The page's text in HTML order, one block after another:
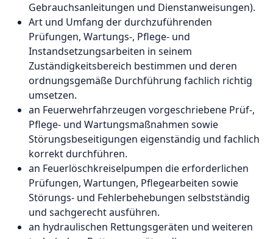
Gebrauchsanleitungen und Dienstanweisungen).
Art und Umfang der durchzuführenden
Prüfungen, Wartungs-, Pflege- und
Instandsetzungsarbeiten in seinem
Zuständigkeitsbereich bestimmen und deren
ordnungsgemäße Durchführung fachlich richtig
umsetzen.
an Feuerwehrfahrzeugen vorgeschriebene Prüf-,
Pflege- und Wartungsmaßnahmen sowie
Störungsbeseitigungen eigenständig und fachlich
korrekt durchführen.
an Feuerlöschkreiselpumpen die erforderlichen
Prüfungen, Wartungen, Pflegearbeiten sowie
Störungs- und Fehlerbehebungen selbstständig
und sachgerecht ausführen.
an hydraulischen Rettungsgeräten und weiteren